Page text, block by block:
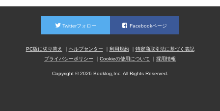
Twitterフォロー Facebookページ
PC版に切り替え ヘルプセンター 利用規約
特定商取引法に基づく表記
プライバシーポリシー
Cookieの使用について 採用情報
Copyright © 2026 Booklog,Inc. All Rights Reserved.